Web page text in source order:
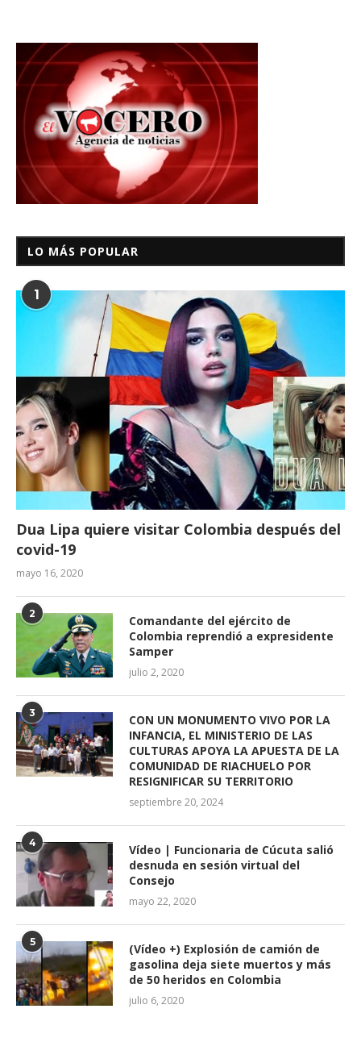
LO MÁS POPULAR
1
Dua Lipa quiere visitar Colombia después del
covid-19
mayo 16, 2020
2
Comandante del ejército de
Colombia reprendió a expresidente
Samper
julio 2, 2020
3
CON UN MONUMENTO VIVO POR LA
INFANCIA, EL MINISTERIO DE LAS
CULTURAS APOYA LA APUESTA DE LA
COMUNIDAD DE RIACHUELO POR
RESIGNIFICAR SU TERRITORIO
septiembre 20, 2024
4
Vídeo | Funcionaria de Cúcuta salió
desnuda en sesión virtual del
Consejo
mayo 22, 2020
5
(Vídeo +) Explosión de camión de
gasolina deja siete muertos y más
de 50 heridos en Colombia
julio 6, 2020